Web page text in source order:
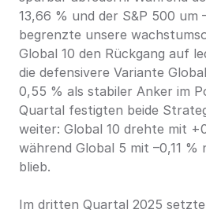
13,66 % und der S&P 500 um
begrenzte unsere
Global 10 den Rückgang auf
die defensivere Variante
0,55 % als stabiler Anker im
Quartal festigten beide
weiter: Global 10 drehte mit
während Global 5 mit –0,11
blieb.
Im dritten Quartal 2025